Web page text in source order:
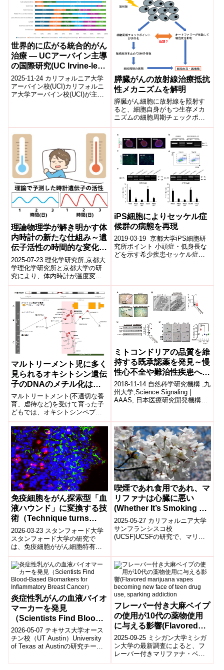
20～9...
世界的に広がる統合的がん
治療 ― UCアーバイン主導
の国際研究(UC Irvine-led
study finds global
embrace of integrative
cancer care)
2025-11-24 カリフォルニア大学
アーバイン校(UCI)カリフォルニ
ア大学アーバイン校(UCI)が主導
膵臓がんの放射線治療抵抗
性メカニズムを解明
膵臓がん細胞に放射線を照射す
ると、細胞自身がもつ生存メカ
ニズムの細胞周期チェックポイ
ントの活性化と、それに依存し
たオートファジーの誘導が起こ
ることを解明した
理論物理学が解き明かす体
内時計の新たな仕組み～遺
伝子活性の時間的な変化の
形がカギ～
2025-07-23 理化学研究所,京都大
学理化学研究所と京都大学の研
究により、体内時計が温度変化
にも関わらず約24時間の周期を
維持できる仕組みが明らかにな
った...
iPS細胞によりセッケル症
候群の病態を再現
2019-03-19 京都大学iPS細胞研
究所ポイント 小頭症・低身長な
どを示す希少疾患セッケル症候
マルトリーメント児に多く
見られるオキシトシン遺伝
子のDNAのメチル化は対
人関係に関わる脳ネットワ
ークに関与
マルトリートメント(不適切な養
育、虐待など)を受けて育った子
どもでは、オキシトシンペプチ
ドの設計図となる遺伝子(DNA)配
列の一部領域が、一般の同年代
の子どもに比べて、より化学修
飾(DNAメチル化)され、オキシト
シンの働き方が異なっている可
能性があることを解明しまし
た。
ミトコンドリアの品質を維
持する既承認薬を発見～慢
性心不全や難治性疾患への
適応拡大に希望～
2018-11-14 自然科学研究機構 ,九
州大学,Science Signaling |
AAAS, 日本医療研究開発機構ミ
免疫細胞をがん探索型「血
液ハウンド」に変換する技
術（Technique turns
immune cells into
cancer-seeking
bloodhounds）
2026-03-23 スタンフォード大学
スタンフォード大学の研究で
は、免疫細胞ががん細胞特有の
代謝シグネチャーを「嗅ぎ分け
て」追跡・攻撃する新たな仕組
みが明らか...
喫煙であれ食用であれ、マ
リファナは心臓に悪い
(Whether It’s Smoking or
Edibles, Marijuana Is Bad
for Your Heart)
2025-05-27 カリフォルニア大学
サンフランシスコ校
(UCSF)UCSFの研究で、マリフ
せ、心血管...
炎症性乳がんの血液バイオ
マーカーを発見
（Scientists Find Blood-
Based Biomarkers for
Inflammatory Breast
Cancer）
2026-05-07 テキサス大学オース
チン校（UT Austin）University
of Texas at Austinの研究チーム
フレーバー付き大麻ベイプ
の使用が10代の薬物使用
に与える影響(Flavored
marijuana vapes
becoming new face of
teen drug use, sparking
addiction
2025-09-25 ミシガン大学ミシガ
ン大学の最新調査によると、フ
レーバー付きマリファナ・ベイ
プが米国の10代に急速に広が